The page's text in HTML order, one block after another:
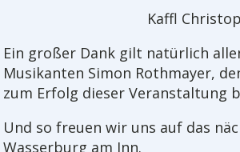
Kaffl
Ein großer Dank gilt natürlich
Musikanten Simon Rothmayer,
zum Erfolg dieser Veranstaltung
Und so freuen wir uns auf das
Wasserburg am Inn.